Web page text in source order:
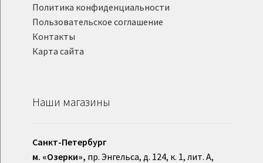
Политика конфиденциальности
Пользовательское соглашение
Контакты
Карта сайта
Наши магазины
Санкт-Петербург
м. «Озерки», пр. Энгельса, д. 124, к. 1, лит. А,